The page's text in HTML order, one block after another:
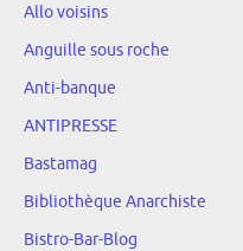
Allo voisins
Anguille sous roche
Anti-banque
ANTIPRESSE
Bastamag
Bibliothèque Anarchiste
Bistro-Bar-Blog